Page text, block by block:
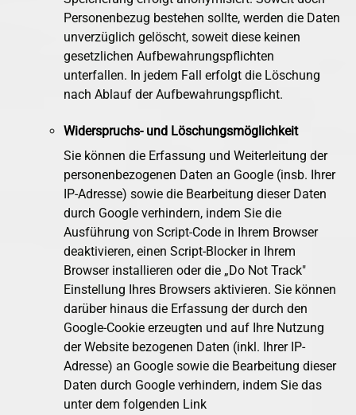
Personenbezug bestehen sollte, werden die Daten
unverzüglich gelöscht, soweit diese keinen
gesetzlichen Aufbewahrungspflichten
unterfallen. In jedem Fall erfolgt die Löschung
nach Ablauf der Aufbewahrungspflicht.
Widerspruchs- und Löschungsmöglichkeit
Sie können die Erfassung und Weiterleitung der
personenbezogenen Daten an Google (insb. Ihrer
IP-Adresse) sowie die Bearbeitung dieser Daten
durch Google verhindern, indem Sie die
Ausführung von Script-Code in Ihrem Browser
deaktivieren, einen Script-Blocker in Ihrem
Browser installieren oder die „Do Not Track"
Einstellung Ihres Browsers aktivieren. Sie können
darüber hinaus die Erfassung der durch den
Google-Cookie erzeugten und auf Ihre Nutzung
der Website bezogenen Daten (inkl. Ihrer IP-
Adresse) an Google sowie die Bearbeitung dieser
Daten durch Google verhindern, indem Sie das
unter dem folgenden Link